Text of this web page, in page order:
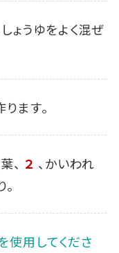
ょうゆをよく混ぜ
ます。
、 ２ 、かいわれ
用してくださ